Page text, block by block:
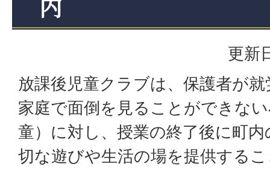
更新
放課後児童クラブは、保護者が
家庭で面倒を見ることができな
童）に対し、授業の終了後に町
切な遊びや生活の場を提供する